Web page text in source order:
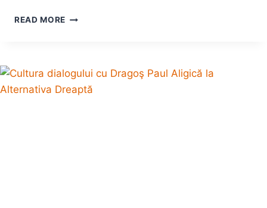
READ MORE DOMINIC
PENTRU
TIMIȘOARA
2020